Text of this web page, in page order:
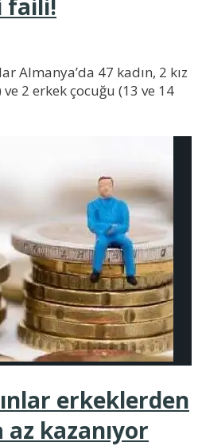
faili!
Almanya’da 47 kadın, 2 kız
2 erkek çocuğu (13 ve 14
erkeklerden
kazanıyor